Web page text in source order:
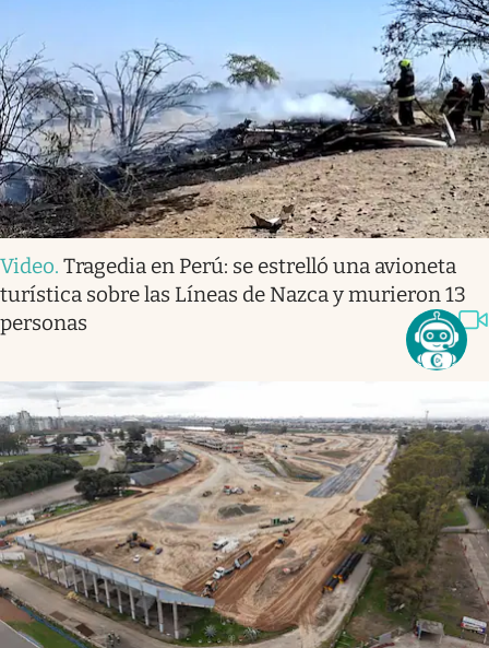
Video. Tragedia en Perú: se estrelló una avioneta
turística sobre las Líneas de Nazca y murieron 13
personas